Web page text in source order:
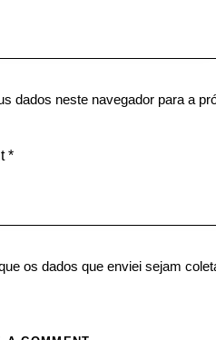
dados neste navegador para a
os dados que enviei sejam